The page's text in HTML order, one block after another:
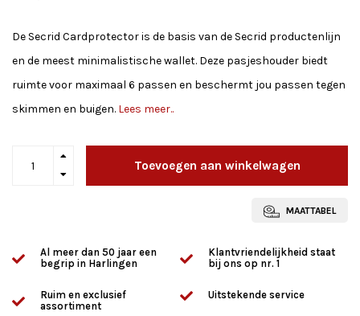
De Secrid Cardprotector is de basis van de Secrid productenlijn
en de meest minimalistische wallet. Deze pasjeshouder biedt
ruimte voor maximaal 6 passen en beschermt jou passen tegen
skimmen en buigen. Lees meer..
Toevoegen aan winkelwagen
MAATTABEL
Al meer dan 50 jaar een
begrip in Harlingen
Klantvriendelijkheid staat
bij ons op nr. 1
Ruim en exclusief
assortiment
Uitstekende service